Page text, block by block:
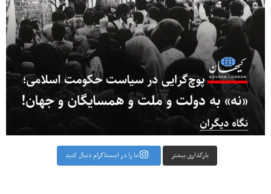
بارگذاری بیشتر ما را در اینستاگرام دنبال کنید